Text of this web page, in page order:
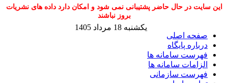
این سایت در حال حاضر پشتیبانی نمی شود و امکان دارد داده های نشریات
بروز نباشند
صفحه اصلی
درباره پایگاه
فهرست سامانه ها
الزامات سامانه ها
فهرست سازمانی
یکشنبه 18 مرداد 1405